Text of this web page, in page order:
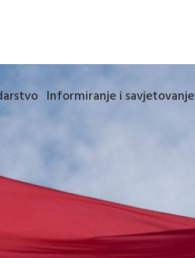
Informiranje i savjetovanje